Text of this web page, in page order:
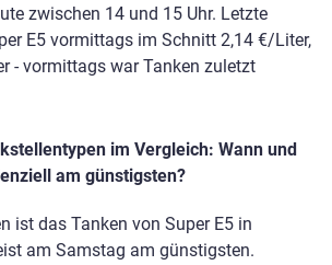
zwischen 14 und 15 Uhr. Letzte
E5 vormittags im Schnitt 2,14 €/Liter,
- vormittags war Tanken zuletzt
im Vergleich: Wann und
am günstigsten?
ist das Tanken von Super E5 in
am Samstag am günstigsten.